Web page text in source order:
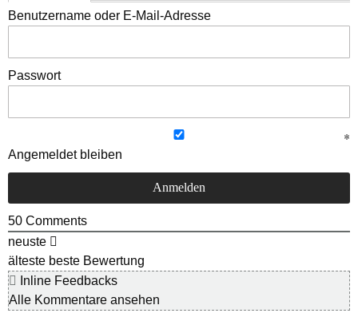
Benutzername oder E-Mail-Adresse
Passwort
Angemeldet bleiben
50 Comments
neuste
älteste beste Bewertung
Inline Feedbacks
Alle Kommentare ansehen